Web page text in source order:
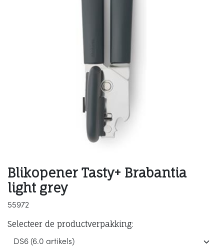
Blikopener Tasty+ Brabantia
light grey
55972
Selecteer de productverpakking: